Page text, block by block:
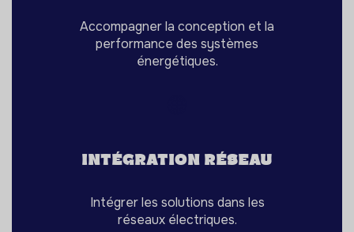
Accompagner la conception et la
performance des systèmes
énergétiques.
intégration réseau
Intégrer les solutions dans les
réseaux électriques.